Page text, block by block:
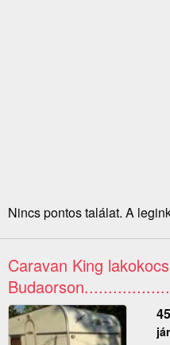
Nincs pontos találat. A
Caravan King